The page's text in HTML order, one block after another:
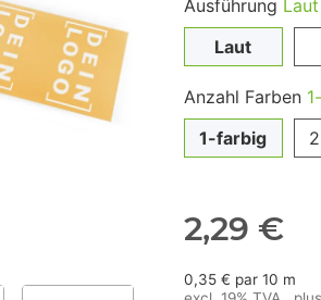
Ausführung Laut
Laut
Anzahl Farben
1-farbig
2,29 €
0,35 € par 10 m